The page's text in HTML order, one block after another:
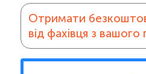
Отримати
від фахівця з вашого